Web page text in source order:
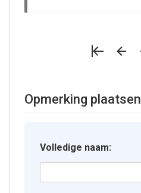
Opmerking plaatsen
Volledige naam: